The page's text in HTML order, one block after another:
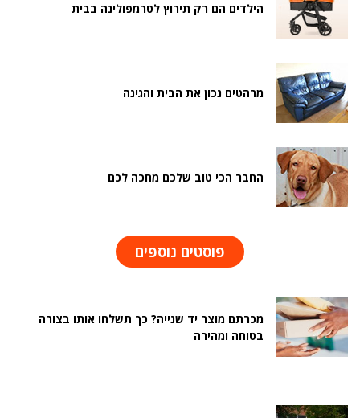
הילדים הם רק תירוץ לטרמפולינה בבית
מרהטים נכון את הבית והגינה
החבר הכי טוב שלכם מחכה לכם
פוסטים נוספים
מכרתם מוצר יד שנייה? כך תשלחו אותו בצורה
בטוחה ומהירה